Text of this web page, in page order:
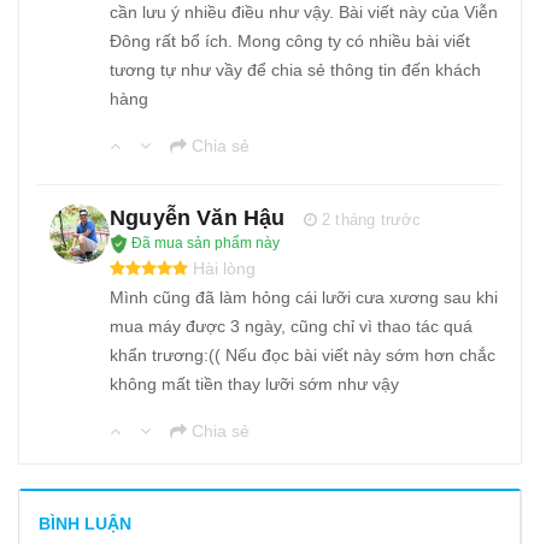
cần lưu ý nhiều điều như vậy. Bài viết này của Viễn
Đông rất bổ ích. Mong công ty có nhiều bài viết
tương tự như vầy để chia sẻ thông tin đến khách
hàng
Chia sẻ
Nguyễn Văn Hậu
2 tháng trước
Đã mua sản phẩm này
Hài lòng
Mình cũng đã làm hỏng cái lưỡi cưa xương sau khi
mua máy được 3 ngày, cũng chỉ vì thao tác quá
khẩn trương:(( Nếu đọc bài viết này sớm hơn chắc
không mất tiền thay lưỡi sớm như vậy
Chia sẻ
BÌNH LUẬN